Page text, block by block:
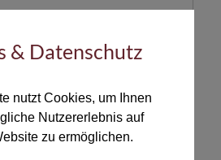
Tier entwurmen?
& Datenschutz
nutzt Cookies, um Ihnen
Nutzererlebnis auf
zu ermöglichen.